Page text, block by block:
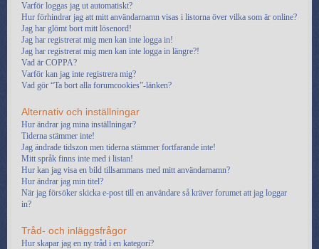
Varför loggas jag ut automatiskt?
Hur förhindrar jag att mitt användarnamn visas i listorna över vilka som är online?
Jag har glömt bort mitt lösenord!
Jag har registrerat mig men kan inte logga in!
Jag har registrerat mig men kan inte logga in längre?!
Vad är COPPA?
Varför kan jag inte registrera mig?
Vad gör “Ta bort alla forumcookies”-länken?
Alternativ och inställningar
Hur ändrar jag mina inställningar?
Tiderna stämmer inte!
Jag ändrade tidszon men tiderna stämmer fortfarande inte!
Mitt språk finns inte med i listan!
Hur kan jag visa en bild tillsammans med mitt användarnamn?
Hur ändrar jag min titel?
När jag försöker skicka e-post till en användare så kräver forumet att jag loggar
in?
Tråd- och inläggsfrågor
Hur skapar jag en ny tråd i en kategori?